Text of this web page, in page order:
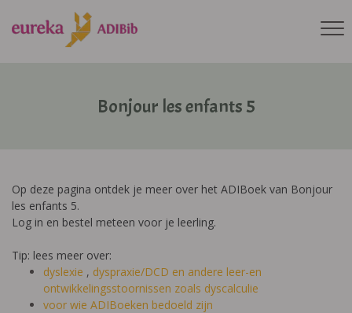
Bonjour les enfants 5
Op deze pagina ontdek je meer over het ADIBoek van Bonjour
les enfants 5.
Log in en bestel meteen voor je leerling.
Tip: lees meer over:
dyslexie , dyspraxie/DCD en andere leer-en
ontwikkelingsstoornissen zoals dyscalculie
voor wie ADIBoeken bedoeld zijn